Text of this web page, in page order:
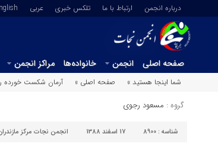
درباره انجمن ارتباط با ما تلکس خبری عربي
صفحه اصلی انجمن خانواده‌ها مراکز انجمن
شما اینجا هستید »
صفحه اصلی » آرمان شکست خورده
گروه : مسعود رجوی
شناسه : 8900 17 اسفند 1388 انجمن نجات مرکز